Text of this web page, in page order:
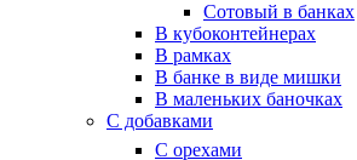
Сотовый в банках
В кубоконтейнерах
В рамках
В банке в виде мишки
В маленьких баночках
С добавками
С орехами